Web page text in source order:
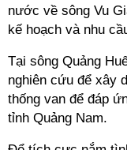
nước về sông Vu
kế hoạch và nhu
Tại sông Quảng
nghiên cứu để xây
thống van để đáp
tỉnh Quảng Nam.